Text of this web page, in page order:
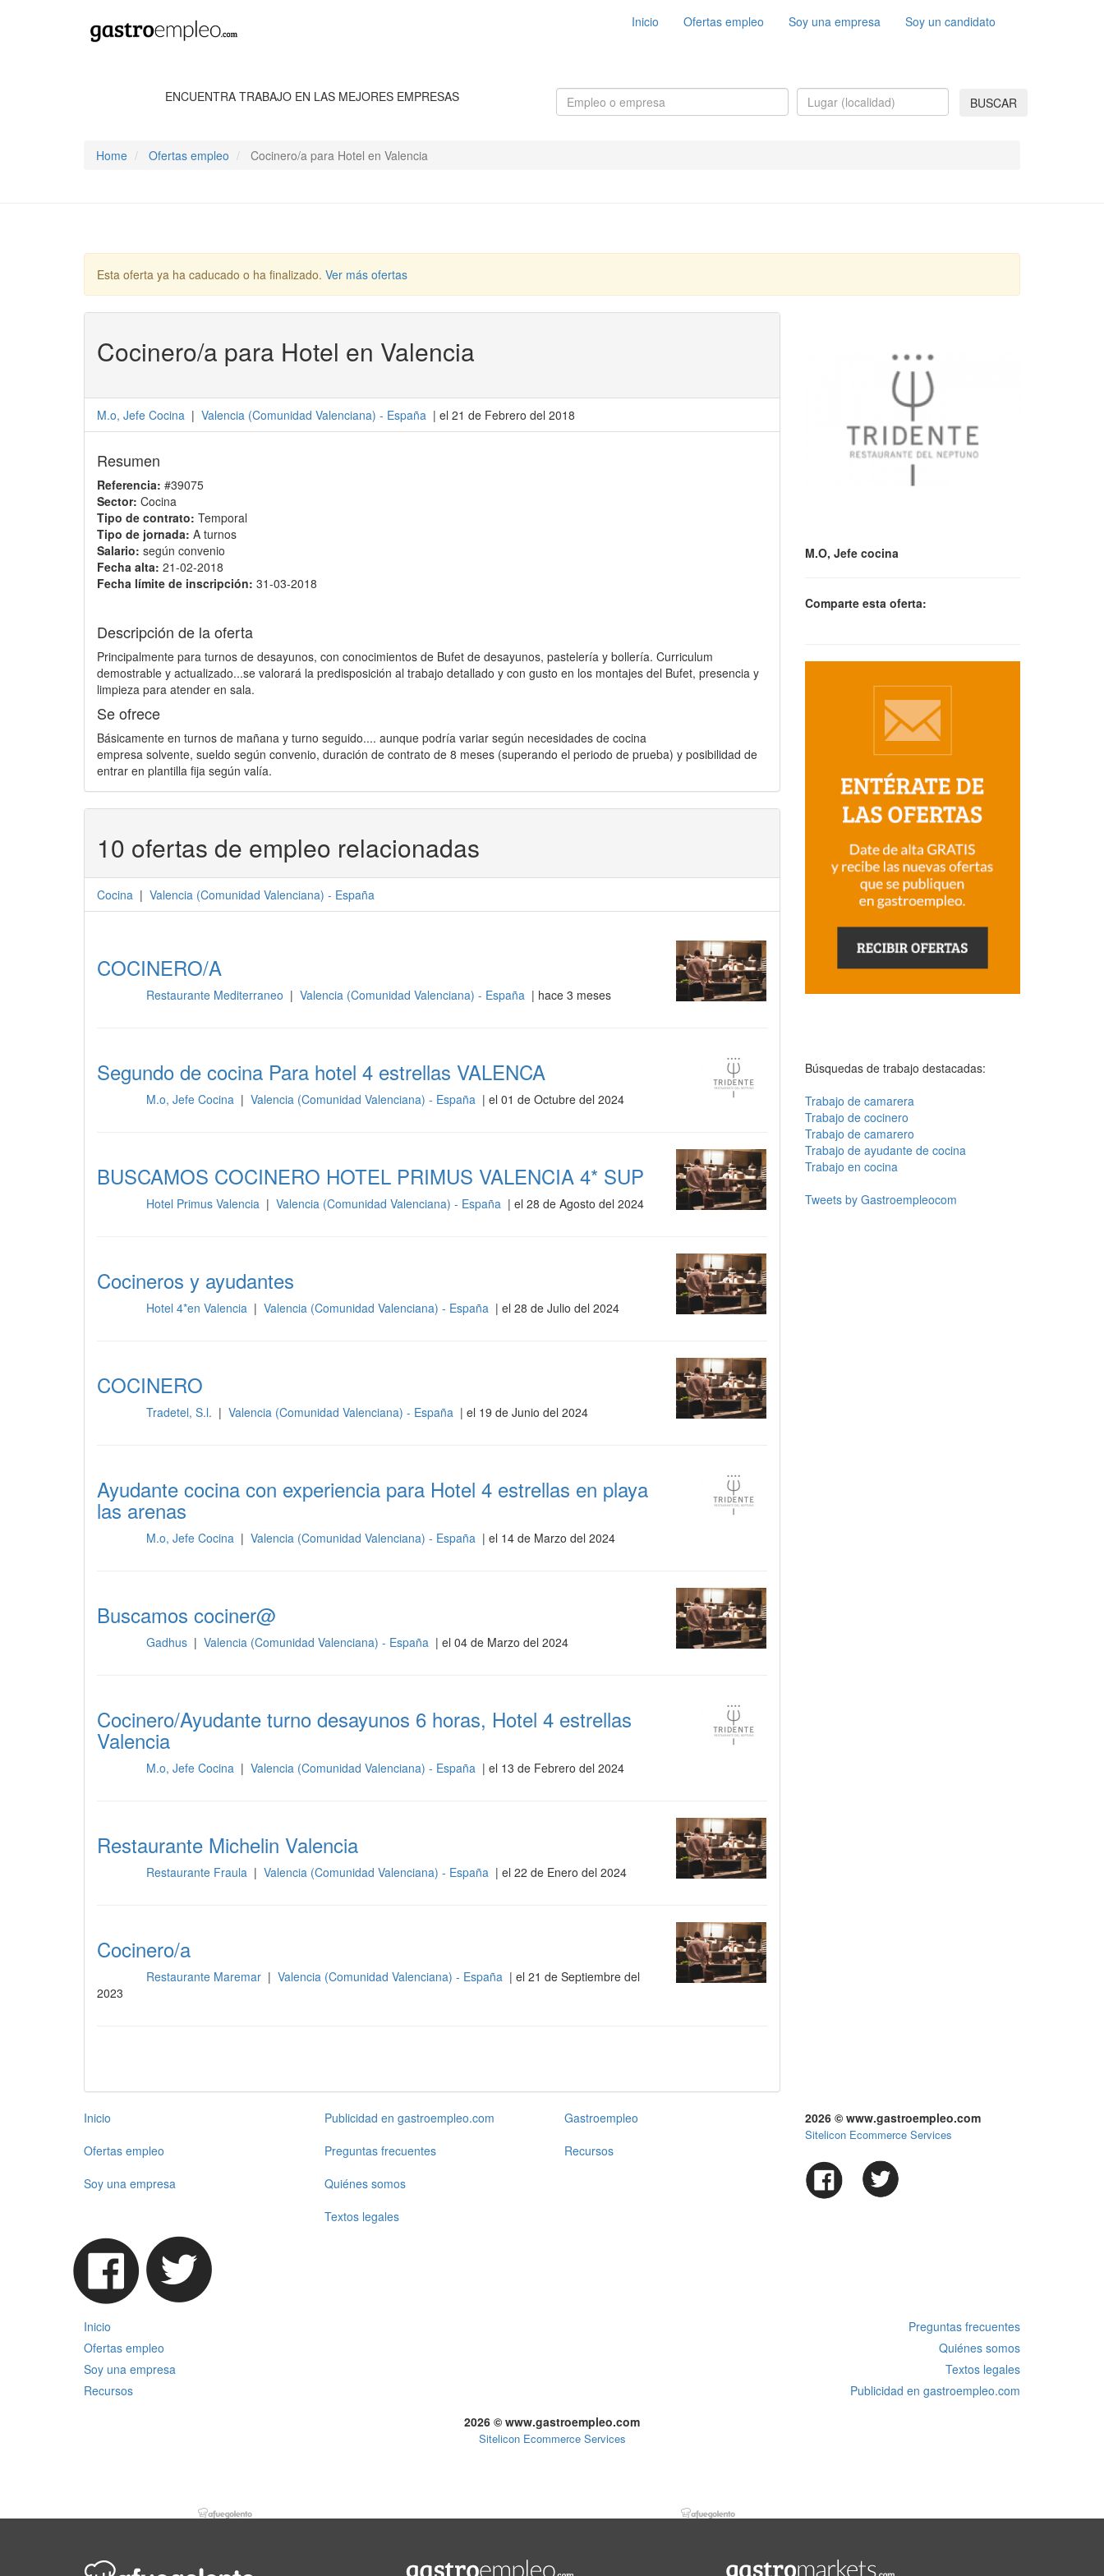
Inicio Ofertas empleo Soy una empresa Soy un candidato
ENCUENTRA TRABAJO EN LAS MEJORES EMPRESAS BUSCAR
Home Ofertas empleo Cocinero/a para Hotel en Valencia
Esta oferta ya ha caducado o ha finalizado. Ver más ofertas
Cocinero/a para Hotel en Valencia
M.o, Jefe Cocina | Valencia (Comunidad Valenciana) - España | el 21 de Febrero del 2018
Resumen
Referencia: #39075
Sector: Cocina
Tipo de contrato: Temporal
Tipo de jornada: A turnos
Salario: según convenio
Fecha alta: 21-02-2018
Fecha límite de inscripción: 31-03-2018
Descripción de la oferta
Principalmente para turnos de desayunos, con conocimientos de Bufet de desayunos, pastelería y bollería. Curriculum
demostrable y actualizado...se valorará la predisposición al trabajo detallado y con gusto en los montajes del Bufet, presencia y
limpieza para atender en sala.
Se ofrece
Básicamente en turnos de mañana y turno seguido.... aunque podría variar según necesidades de cocina
empresa solvente, sueldo según convenio, duración de contrato de 8 meses (superando el periodo de prueba) y posibilidad de
entrar en plantilla fija según valía.
10 ofertas de empleo relacionadas
Cocina | Valencia (Comunidad Valenciana) - España
COCINERO/A
Restaurante Mediterraneo | Valencia (Comunidad Valenciana) - España | hace 3 meses
Segundo de cocina Para hotel 4 estrellas VALENCA
M.o, Jefe Cocina | Valencia (Comunidad Valenciana) - España | el 01 de Octubre del 2024
BUSCAMOS COCINERO HOTEL PRIMUS VALENCIA 4* SUP
Hotel Primus Valencia | Valencia (Comunidad Valenciana) - España | el 28 de Agosto del 2024
Cocineros y ayudantes
Hotel 4*en Valencia | Valencia (Comunidad Valenciana) - España | el 28 de Julio del 2024
COCINERO
Tradetel, S.l. | Valencia (Comunidad Valenciana) - España | el 19 de Junio del 2024
Ayudante cocina con experiencia para Hotel 4 estrellas en playa
las arenas
M.o, Jefe Cocina | Valencia (Comunidad Valenciana) - España | el 14 de Marzo del 2024
Buscamos cociner@
Gadhus | Valencia (Comunidad Valenciana) - España | el 04 de Marzo del 2024
Cocinero/Ayudante turno desayunos 6 horas, Hotel 4 estrellas
Valencia
M.o, Jefe Cocina | Valencia (Comunidad Valenciana) - España | el 13 de Febrero del 2024
Restaurante Michelin Valencia
Restaurante Fraula | Valencia (Comunidad Valenciana) - España | el 22 de Enero del 2024
Cocinero/a
Restaurante Maremar | Valencia (Comunidad Valenciana) - España | el 21 de Septiembre del
2023
M.O, Jefe cocina
Comparte esta oferta:
Búsquedas de trabajo destacadas:
Trabajo de camarera
Trabajo de cocinero
Trabajo de camarero
Trabajo de ayudante de cocina
Trabajo en cocina
Tweets by Gastroempleocom
Inicio
Ofertas empleo
Soy una empresa
Publicidad en gastroempleo.com
Preguntas frecuentes
Quiénes somos
Textos legales
Gastroempleo
Recursos
2026 © www.gastroempleo.com
Sitelicon Ecommerce Services
Inicio
Preguntas frecuentes
Ofertas empleo
Quiénes somos
Soy una empresa
Textos legales
Recursos
Publicidad en gastroempleo.com
2026 © www.gastroempleo.com
Sitelicon Ecommerce Services